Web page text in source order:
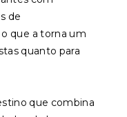
de
que a torna um
quanto para
que combina